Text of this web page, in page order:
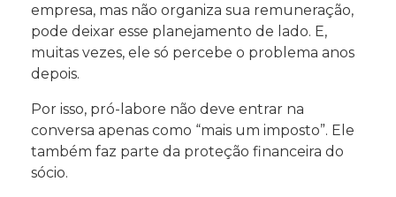
empresa, mas não organiza sua remuneração,
pode deixar esse planejamento de lado. E,
muitas vezes, ele só percebe o problema anos
depois.
Por isso, pró-labore não deve entrar na
conversa apenas como “mais um imposto”. Ele
também faz parte da proteção financeira do
sócio.